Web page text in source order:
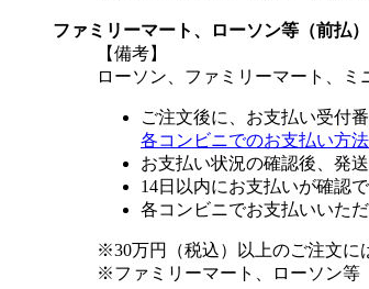
ファミリーマート、ローソン等（前払）
【備考】
ローソン、ファミリーマート、ミ
ご注文後に、お支払い受付
各コンビニでのお支払い方法
お支払い状況の確認後、発
14日以内にお支払いが確認
各コンビニでお支払いいた
※30万円（税込）以上のご注文に
※ファミリーマート、ローソン等